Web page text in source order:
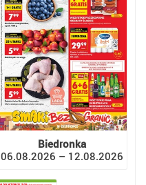
Biedronka
06.08.2026 – 12.08.2026